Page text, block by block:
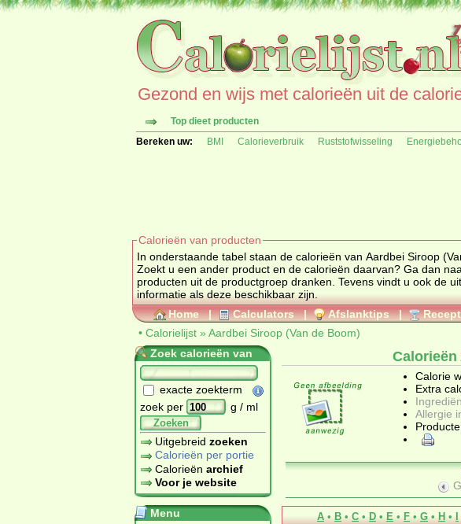
Gezond en wijs met calorieën uit de
Top dieet producten
Bereken uw:
BMI Calorieverbruik Ruststofwisseling
Calorieën van producten
In onderstaande tabel staan de calorieën van Aardbei Siroop
Zoekt u een ander product en de calorieën daarvan? Ga dan
producten uit de productgroep dranken
informatie als deze beschikbaar zijn.
Home | Calculators | Afslanktips |
• Calorielijst » Aardbei Siroop (Van de Boom)
Zoek calorieën van
exacte zoekterm
zoek per
g / ml
Zoeken
Uitgebreid zoeken
Calorieën per portie
Calorieën archief
Voor je website
Menu
Calorieën
Calorie
Extra
Allergie
A • B • C • D • E • F • G • H • I